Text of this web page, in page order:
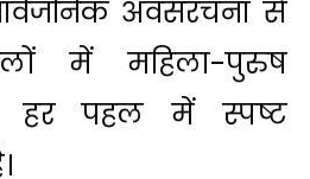
अवसंरचना से
में महिला-पुरुष
हर पहल में स्पष्ट